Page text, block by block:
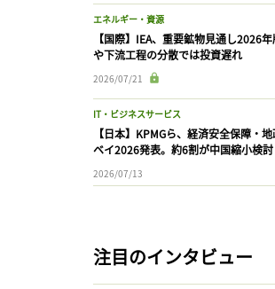
エネルギー・資源
【国際】IEA、重要鉱物見通し2026
や下流工程の分散では投資遅れ
2026/07/21
IT・ビジネスサービス
【日本】KPMGら、経済安全保障・
ベイ2026発表。約6割が中国縮小検討
2026/07/13
注目のインタビュー